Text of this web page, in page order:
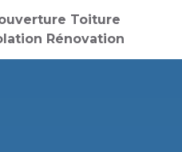
Toiture
Rénovation